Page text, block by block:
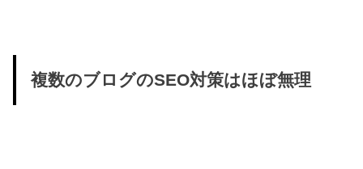
複数のブログのSEO対策はほぼ無理